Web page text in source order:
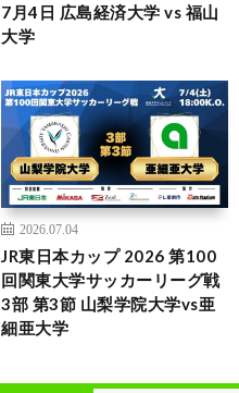
7月4日 広島経済大学 vs 福山
大学
2026.07.04
JR東日本カップ 2026 第100
回関東大学サッカーリーグ戦
3部 第3節 山梨学院大学vs亜
細亜大学